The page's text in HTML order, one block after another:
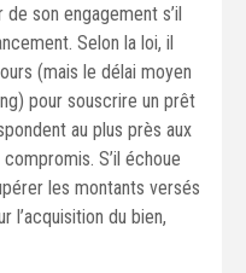
son engagement s’il
Selon la loi, il
(mais le délai moyen
pour souscrire un prêt
au plus près aux
S’il échoue
les montants versés
l’acquisition du bien,